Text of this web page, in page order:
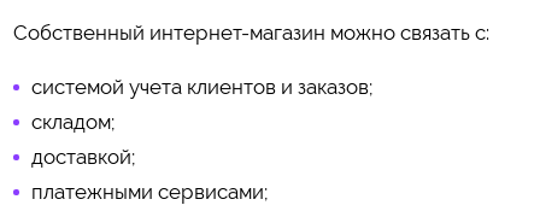
Собственный интернет-магазин можно связать с:
системой учета клиентов и заказов;
складом;
доставкой;
платежными сервисами;